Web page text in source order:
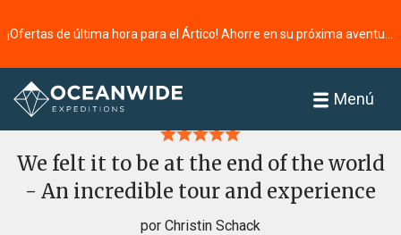
Menú
Página principal
We felt it to be at the end of the world
- An incredible tour and experience
por Christin Schack